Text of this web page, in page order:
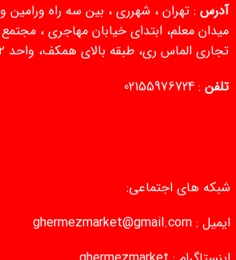
آدرس : تهران ، شهرری ، بین سه راه ورامین و
میدان معلم، ابتدای خیابان مهاجری ، مجتمع
تجاری الماس ری، طبقه بالای همکف، واحد ۱۱۲
تلفن :
02155976724
شبکه های اجتماعی:
ایمیل : ghermezmarket@gmail.com